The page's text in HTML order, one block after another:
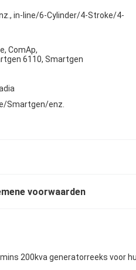
in-line/6-Cylinder/4-Stroke/4-
ComAp,
6110, Smartgen
Smartgen/enz.
voorwaarden
200kva generatorreeks